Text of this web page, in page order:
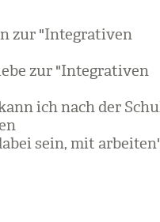
zur "Integrativen
zur "Integrativen
ich nach der
sein, mit